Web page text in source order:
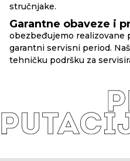
stručnjake.
Garantne obaveze i
obezbeđujemo realizovane
garantni servisni period.
tehničku podršku za